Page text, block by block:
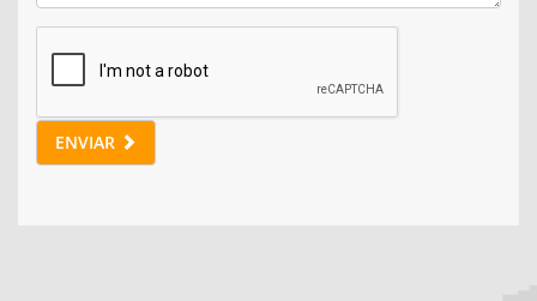
ENVIAR